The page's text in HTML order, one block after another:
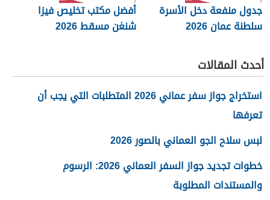
جدول منفعة دخل الأسرة
سلطنة عمان 2026
أفضل مكتب تخليص فيزا
شنغن مسقط 2026
أحدث المقالات
استخراج جواز سفر عماني 2026 المتطلبات التي يجب أن
تعرفها
لبس سلاح الجو العماني بالصور 2026
خطوات تجديد جواز السفر العماني 2026: الرسوم
والمستندات المطلوبة